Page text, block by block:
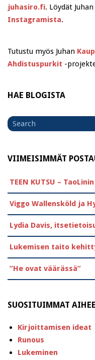
juhasiro.fi. Löydät
Instagramista.
Tutustu myös Juhan
Ahdistuspurkit -
HAE BLOGISTA
Search
for
VIIMEISIMMÄT
TEEN KUTSU –
Viggo Wallensköld ja
Lydia Davis,
Lukemisen taito
”He ovat väärässä”
SUOSITUIMMAT
Kirjoittamisen ideat
Runous
Lukeminen